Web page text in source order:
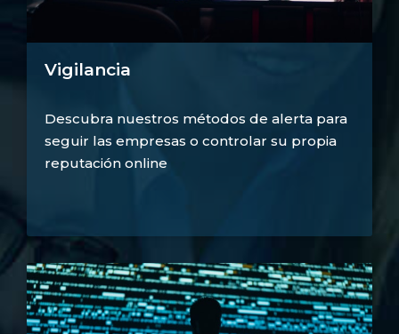
Vigilancia
Descubra nuestros métodos de alerta para
seguir las empresas o controlar su propia
reputación online